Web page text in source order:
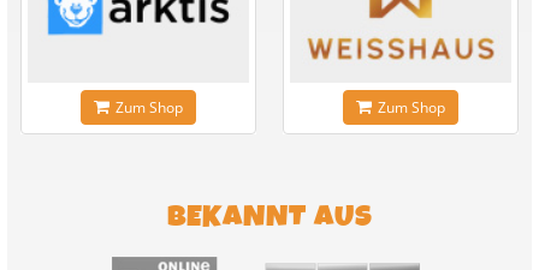
Zum Shop Zum Shop
BEKANNT AUS